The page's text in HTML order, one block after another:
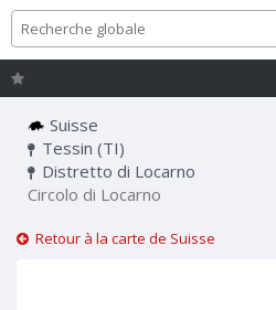
Recherche globale
Suisse
Tessin (TI)
Distretto di Locarno
Circolo di Locarno
Retour à la carte de Suisse